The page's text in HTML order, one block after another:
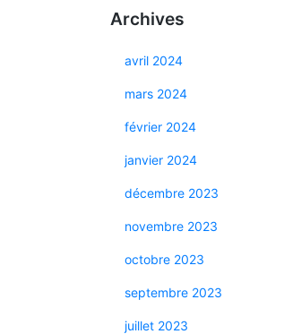
Archives
avril 2024
mars 2024
février 2024
janvier 2024
décembre 2023
novembre 2023
octobre 2023
septembre 2023
juillet 2023